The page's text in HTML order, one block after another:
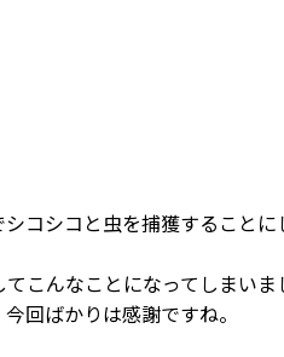
コシコと虫を捕獲することに
こんなことになってしまいま
回ばかりは感謝ですね。